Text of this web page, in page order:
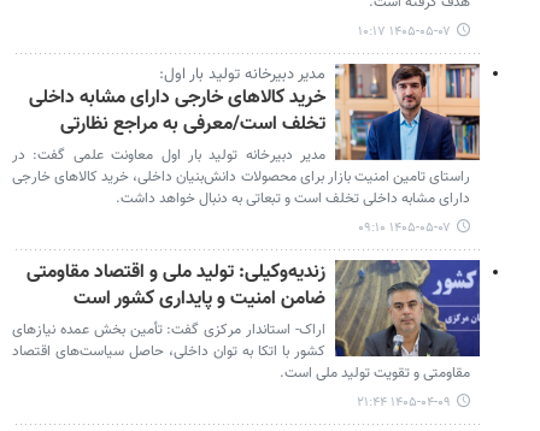
۱۴۰۵-۰۵-۰۷ ۱۰:۱۷
مدیر دبیرخانه تولید بار اول:
خرید کالاهای خارجی دارای مشابه داخلی
تخلف است/معرفی به مراجع نظارتی
مدیر دبیرخانه تولید بار اول معاونت علمی گفت: در
راستای تامین امنیت بازار برای محصولات دانش‌بنیان داخلی، خرید کالاهای خارجی
دارای مشابه داخلی تخلف است و تبعاتی به دنبال خواهد داشت.
۱۴۰۵-۰۵-۰۷ ۰۹:۱۰
زندیه‌وکیلی: تولید ملی و اقتصاد مقاومتی
ضامن امنیت و پایداری کشور است
اراک- استاندار مرکزی گفت: تأمین بخش عمده نیازهای
کشور با اتکا به توان داخلی، حاصل سیاست‌های اقتصاد
مقاومتی و تقویت تولید ملی است.
۱۴۰۵-۰۴-۰۹ ۲۱:۴۴